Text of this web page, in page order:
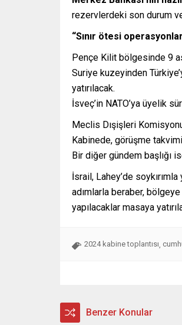
rezervlerdeki son durum
“Sınır ötesi
Pençe Kilit bölgesinde 9
Suriye kuzeyinden
yatırılacak.
İsveç’in NATO’ya üyelik
Meclis Dışişleri
Kabinede, görüşme
Bir diğer gündem başlığı
İsrail, Lahey’de
adımlarla beraber,
yapılacaklar masaya
2024 kabine toplantısı,
Benzer Konular